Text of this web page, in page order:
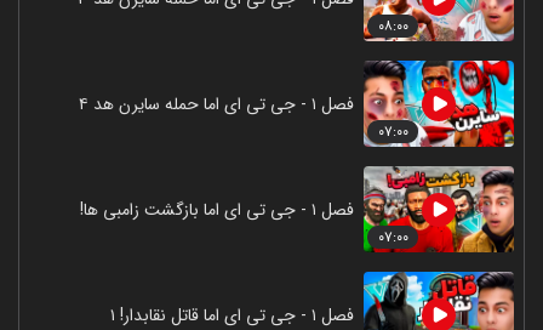
۰۸:۰۰
۰۷:۰۰
فصل ۱ - جی تی ای اما حمله سایرن هد ۴
۰۷:۰۰
فصل ۱ - جی تی ای اما بازگشت زامبی ها!
فصل ۱ - جی تی ای اما قاتل نقابدار! ۱